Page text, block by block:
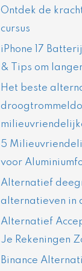
Ontdek de
cursus
iPhone 17
& Tips om
Het beste
5
voor
Alternatief
alternatieven in
Alternatief
Je Rekeningen
Binance